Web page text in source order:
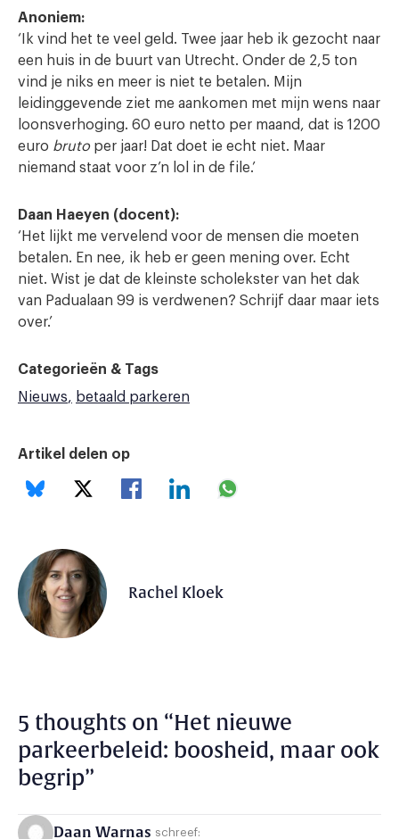
Anoniem:
‘Ik vind het te veel geld. Twee jaar heb ik gezocht naar
een huis in de buurt van Utrecht. Onder de 2,5 ton
vind je niks en meer is niet te betalen. Mijn
leidinggevende ziet me aankomen met mijn wens naar
loonsverhoging. 60 euro netto per maand, dat is 1200
euro brutoper jaar! Dat doet ie echt niet. Maar
niemand staat voor z’n lol in de file.’
Daan Haeyen (docent):
‘Het lijkt me vervelend voor de mensen die moeten
betalen. En nee, ik heb er geen mening over. Echt
niet. Wist je dat de kleinste scholekster van het dak
van Padualaan 99 is verdwenen? Schrijf daar maar iets
over.’
Categorieën & Tags
Nieuws
betaald parkeren
Artikel delen op
Rachel Kloek
5 thoughts on “Het nieuwe
parkeerbeleid: boosheid, maar ook
begrip”
Daan Warnas schreef: